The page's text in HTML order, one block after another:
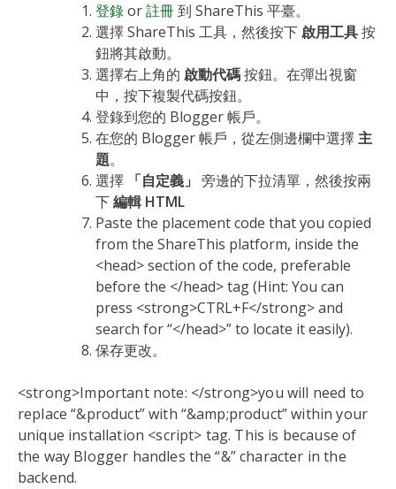
登錄or註冊到 ShareThis 平臺。
選擇 ShareThis 工具，然後按下啟用工具按
鈕將其啟動。
選擇右上角的 啟動代碼按鈕。在彈出視窗
中，按下複製代碼按鈕。
登錄到您的 Blogger 帳戶。
在您的 Blogger 帳戶，從左側邊欄中選擇主
題。
選擇 「自定義」 旁邊的下拉清單，然後按兩
下編輯 HTML
Paste the placement code that you copied
from the ShareThis platform, inside the
<head> section of the code, preferable
before the </head> tag (Hint: You can
press <strong>CTRL+F</strong> and
search for “</head>” to locate it easily).
保存更改。
<strong>Important note: </strong>you will need to
replace “&product” with “&amp;product” within your
unique installation <script> tag. This is because of
the way Blogger handles the “&” character in the
backend.